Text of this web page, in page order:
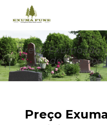
Preço Exumação
de São
Preço